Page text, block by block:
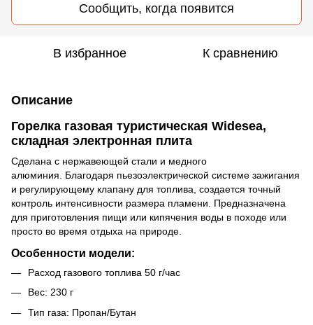
Сообщить, когда появится
В избранное К сравнению
Описание
Горелка газовая туристическая Widesea,
складная электронная плита
Сделана с нержавеющей стали и медного
алюминия. Благодаря пьезоэлектрической системе зажигания
и регулирующему клапану для топлива, создается точный
контроль интенсивности размера пламени. Предназначена
для приготовления пищи или кипячения воды в походе или
просто во время отдыха на природе.
Особенности модели:
Расход газового топлива 50 г/час
Вес: 230 г
Тип газа: Пропан/Бутан